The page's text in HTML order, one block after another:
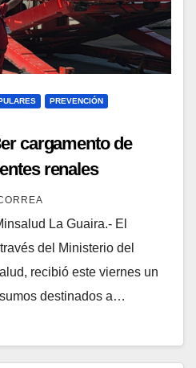
PREVENCIÓN
cargamento de
renales
La Guaira.- El
del Ministerio del
recibió este viernes un
destinados a…